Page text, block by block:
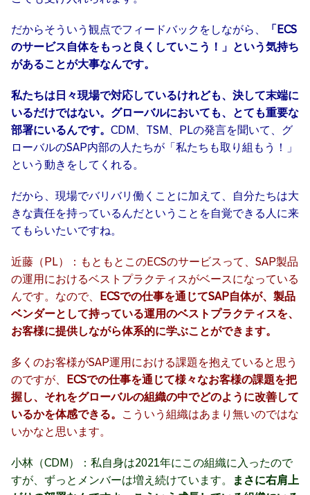
だからそういう観点でフィードバックをしながら、
「ECS
のサービス自体をもっと良くしていこう！」という気持ち
があることが大事なんです。
私たちは日々現場で対応しているけれども、決して末端に
いるだけではない。グローバルにおいても、とても重要な
部署にいるんです。 CDM、TSM、PLの発言を聞いて、グ
ローバルのSAP内部の人たちが「私たちも取り組もう！」
という動きをしてくれる。
だから、現場でバリバリ働くことに加えて、自分たちは大
きな責任を持っているんだということを自覚できる人に来
てもらいたいですね。
近藤（PL）：もともとこのECSのサービスって、SAP製品
の運用におけるベストプラクティスがベースになっている
んです。なので、
ECSでの仕事を通じてSAP自体が、製品
ベンダーとして持っている運用のベストプラクティスを、
お客様に提供しながら体系的に学ぶことができます。
多くのお客様がSAP運用における課題を抱えていると思う
のですが、
ECSでの仕事を通じて様々なお客様の課題を把
握し、それをグローバルの組織の中でどのように改善して
いるかを体感できる。
こういう組織はあまり無いのではな
いかなと思います。
小林（CDM）：私自身は2021年にこの組織に入ったので
すが、ずっとメンバーは増え続けています。
まさに右肩上